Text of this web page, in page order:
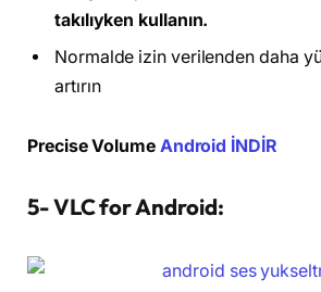
takılıyken kullanın.
Normalde izin verilenden daha
artırın
Precise Volume Android İNDİR
5- VLC for Android: